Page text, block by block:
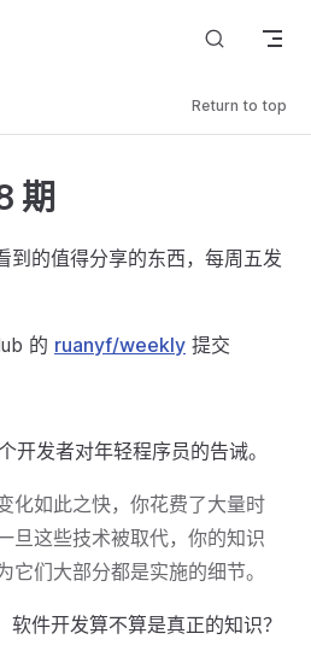
Return to top
期
到的值得分享的东西，每周五发
的 ruanyf/weekly 提交
开发者对年轻程序员的告诫。
化如此之快，你花费了大量时
旦这些技术被取代，你的知识
它们大部分都是实施的细节。
件开发算不算是真正的知识？